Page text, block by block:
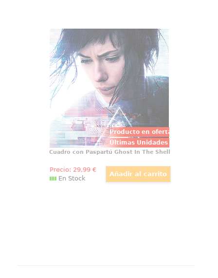
Producto en oferta
Últimas Unidades
Cuadro con Paspartú Ghost In The
Shell
Fantástico cuadro de Ghost In The
Shell basado en la película de
acción y ciencia ficción dirigida
por Rupert Sanders basada en el
manga japonés del mismo
nombre de Masamune Shirow.
Cuadro con Paspartú Ghost In The Shell
Precio: 29,99€
En Stock